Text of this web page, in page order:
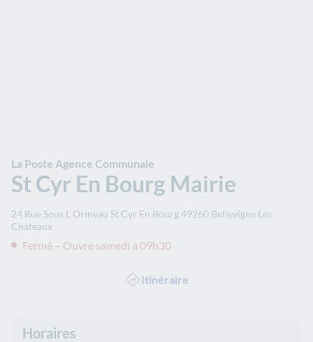
La Poste Agence Communale
St Cyr En Bourg Mairie
24 Rue Sous L Ormeau St Cyr En Bourg49260 Bellevigne Les
Chateaux
Fermé – Ouvre samedi à 09h30
Itinéraire
Horaires